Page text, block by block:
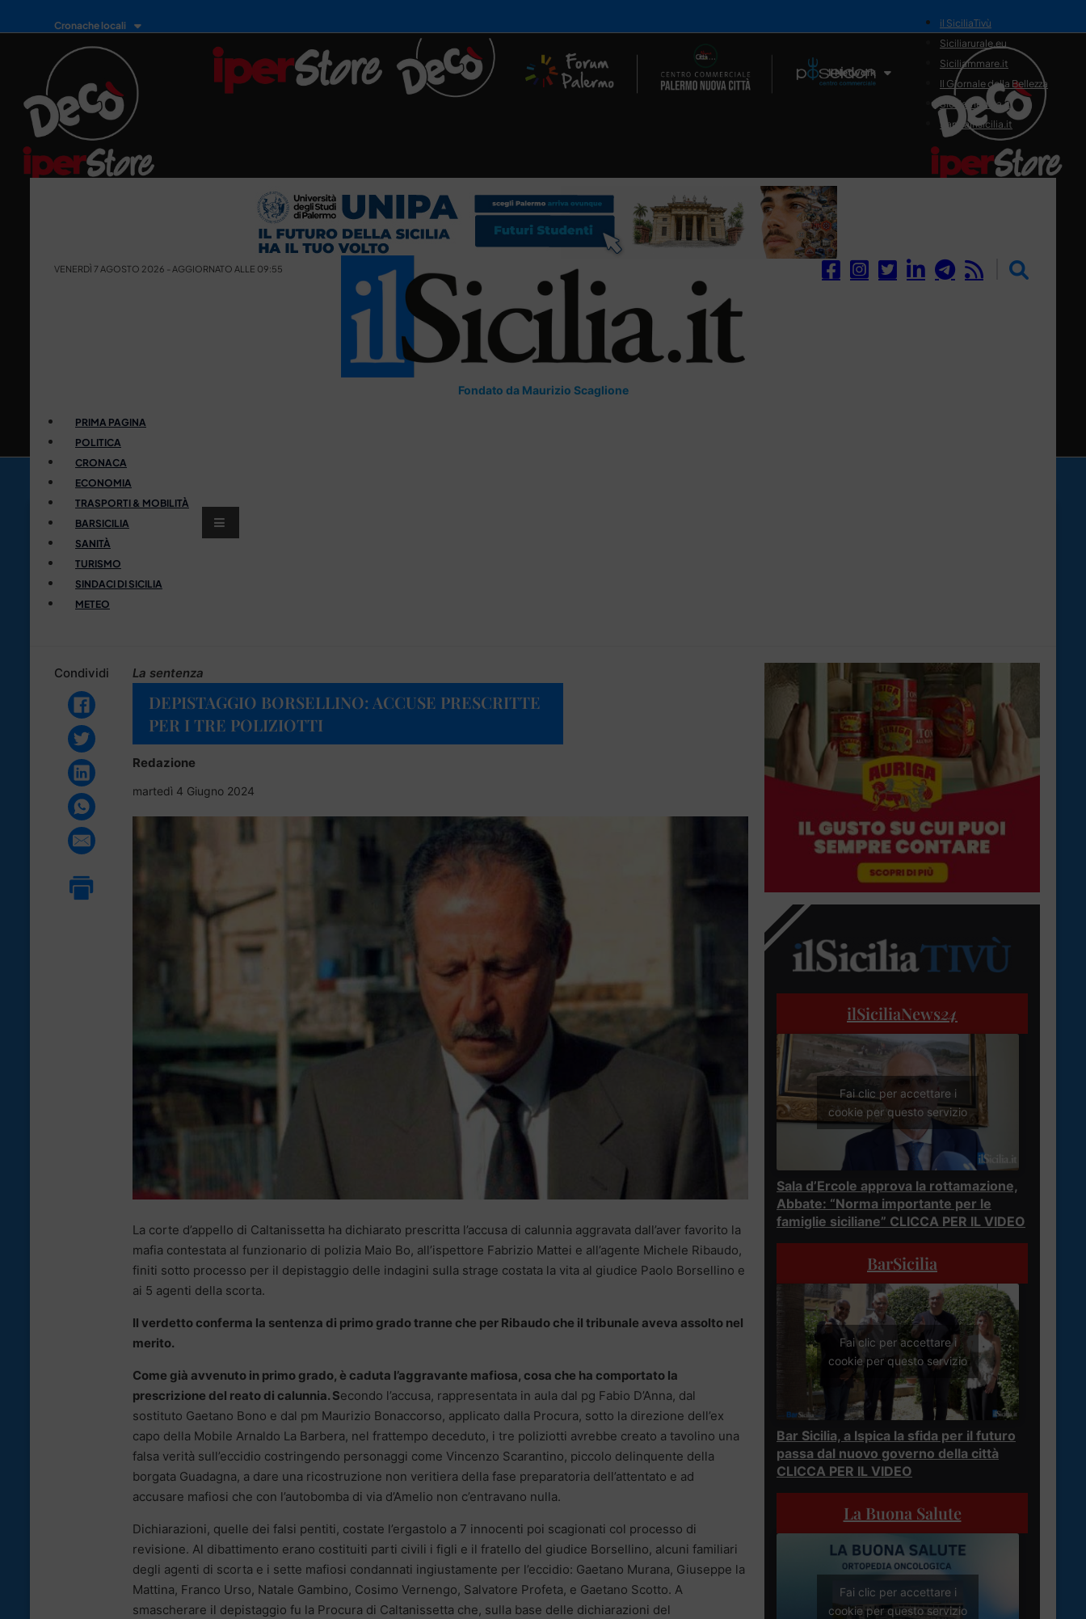
Cronache locali
Il Network
il SiciliaTivù
Siciliarurale.eu
Siciliammare.it
Il Giornale della Bellezza
Siciliamedica.it
Sanitainsicilia.it
VENERDÌ 7 AGOSTO 2026 - AGGIORNATO ALLE 09:55
Fondato da Maurizio Scaglione
PRIMA PAGINA
POLITICA
CRONACA
ECONOMIA
TRASPORTI & MOBILITÀ
BARSICILIA
SANITÀ
TURISMO
SINDACI DI SICILIA
METEO
Condividi La sentenza
DEPISTAGGIO BORSELLINO: ACCUSE PRESCRITTE
PER I TRE POLIZIOTTI
Redazione
martedì 4 Giugno 2024
La corte d’appello di Caltanissetta ha dichiarato prescritta l’accusa di calunnia aggravata dall’aver favorito la
mafia contestata al funzionario di polizia Maio Bo, all’ispettore Fabrizio Mattei e all’agente Michele Ribaudo,
finiti sotto processo per il depistaggio delle indagini sulla strage costata la vita al giudice Paolo Borsellino e
ai 5 agenti della scorta.
Il verdetto conferma la sentenza di primo grado tranne che per Ribaudo che il tribunale aveva assolto nel
merito.
Come già avvenuto in primo grado, è caduta l’aggravante mafiosa, cosa che ha comportato la
prescrizione del reato di calunnia. Secondo l’accusa, rappresentata in aula dal pg Fabio D’Anna, dal
sostituto Gaetano Bono e dal pm Maurizio Bonaccorso, applicato dalla Procura, sotto la direzione dell’ex
capo della Mobile Arnaldo La Barbera, nel frattempo deceduto, i tre poliziotti avrebbe creato a tavolino una
falsa verità sull’eccidio costringendo personaggi come Vincenzo Scarantino, piccolo delinquente della
borgata Guadagna, a dare una ricostruzione non veritiera della fase preparatoria dell’attentato e ad
accusare mafiosi che con l’autobomba di via d’Amelio non c’entravano nulla.
Dichiarazioni, quelle dei falsi pentiti, costate l’ergastolo a 7 innocenti poi scagionati col processo di
revisione. Al dibattimento erano costituiti parti civili i figli e il fratello del giudice Borsellino, alcuni familiari
degli agenti di scorta e i sette mafiosi condannati ingiustamente per l’eccidio: Gaetano Murana, Giuseppe la
Mattina, Franco Urso, Natale Gambino, Cosimo Vernengo, Salvatore Profeta, e Gaetano Scotto. A
smascherare il depistaggio fu la Procura di Caltanissetta che, sulla base delle dichiarazioni del
ilSiciliaNews24
Fai clic per accettare i
cookie per questo servizio
Sala d’Ercole approva la rottamazione,
Abbate: “Norma importante per le
famiglie siciliane” CLICCA PER IL VIDEO
BarSicilia
Fai clic per accettare i
cookie per questo servizio
Bar Sicilia, a Ispica la sfida per il futuro
passa dal nuovo governo della città
CLICCA PER IL VIDEO
La Buona Salute
Fai clic per accettare i
cookie per questo servizio